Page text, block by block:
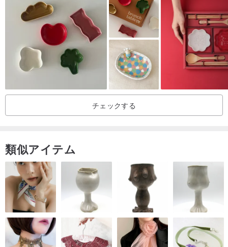
1230度を超える高温に焼き上げられます。
▶︎素材：セラミック
▶︎サイズ：直径約11cm /高さ2.2cm（ハンドメイドのため、一点一
点サイズが若干異なります）
-------------
注文前にご確認ください。
※この釉薬は食用釉薬ですので、お気軽にご利用ください。
*食器洗い機ではなく、温水で手洗いすることをお勧めします。
*電子レンジ、電気調理器、食器乾燥機で使用できます。
チェックする
類似アイテム